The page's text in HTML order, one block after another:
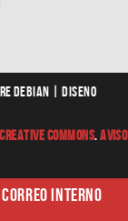
Debian |diseno
Commons.Aviso
Correo interno